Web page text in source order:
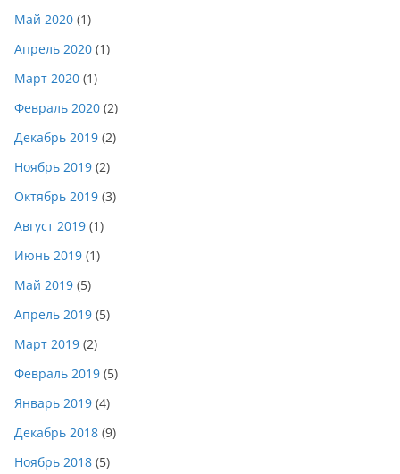
Май 2020 (1)
Апрель 2020 (1)
Март 2020 (1)
Февраль 2020 (2)
Декабрь 2019 (2)
Ноябрь 2019 (2)
Октябрь 2019 (3)
Август 2019 (1)
Июнь 2019 (1)
Май 2019 (5)
Апрель 2019 (5)
Март 2019 (2)
Февраль 2019 (5)
Январь 2019 (4)
Декабрь 2018 (9)
Ноябрь 2018 (5)